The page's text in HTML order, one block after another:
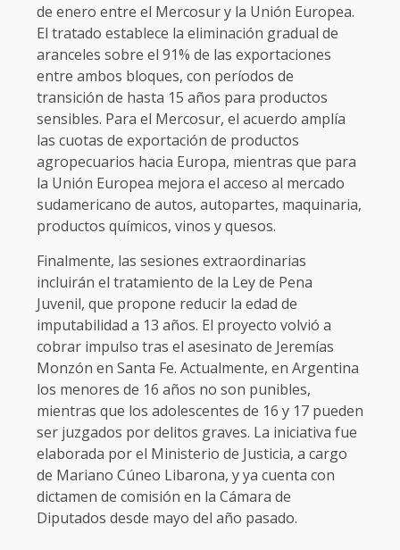
de enero entre el Mercosur y la Unión Europea.
El tratado establece la eliminación gradual de
aranceles sobre el 91% de las exportaciones
entre ambos bloques, con períodos de
transición de hasta 15 años para productos
sensibles. Para el Mercosur, el acuerdo amplía
las cuotas de exportación de productos
agropecuarios hacia Europa, mientras que para
la Unión Europea mejora el acceso al mercado
sudamericano de autos, autopartes, maquinaria,
productos químicos, vinos y quesos.
Finalmente, las sesiones extraordinarias
incluirán el tratamiento de la Ley de Pena
Juvenil, que propone reducir la edad de
imputabilidad a 13 años. El proyecto volvió a
cobrar impulso tras el asesinato de Jeremías
Monzón en Santa Fe. Actualmente, en Argentina
los menores de 16 años no son punibles,
mientras que los adolescentes de 16 y 17 pueden
ser juzgados por delitos graves. La iniciativa fue
elaborada por el Ministerio de Justicia, a cargo
de Mariano Cúneo Libarona, y ya cuenta con
dictamen de comisión en la Cámara de
Diputados desde mayo del año pasado.